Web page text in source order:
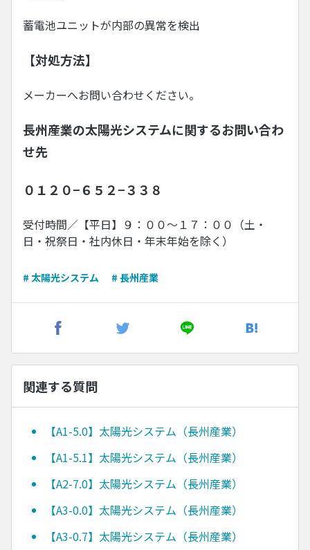
蓄電池ユニットが内部の異常を検出
【対処方法】
メーカーへお問い合わせください。
長州産業の太陽光システムに関するお問い合わ
せ先
０１２０−６５２−３３８
受付時間／【平日】９：００〜１７：００（土・
日・祝祭日・社内休日・年末年始を除く）
# 太陽光システム # 長州産業
関連する質問
【A1-5.0】太陽光システム（長州産業）
【A1-5.1】太陽光システム（長州産業）
【A2-7.0】太陽光システム（長州産業）
【A3-0.0】太陽光システム（長州産業）
【A3-0.7】太陽光システム（長州産業）